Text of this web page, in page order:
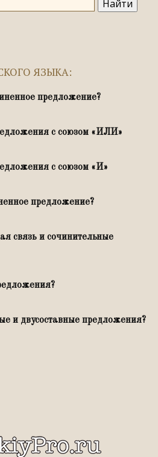
ЯЗЫКА:
предложение?
с союзом «ИЛИ»
с союзом «И»
предложение?
связь и сочинительные
и двусоставные предложения?